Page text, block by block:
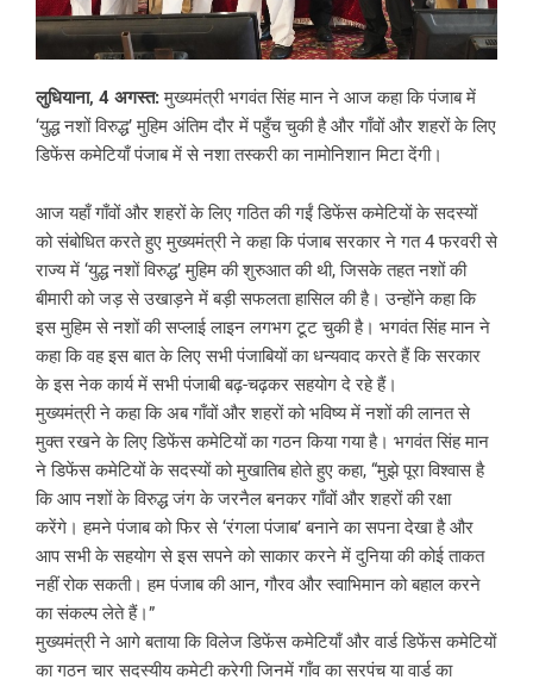
लुधियाना, 4 अगस्त:मुख्यमंत्री भगवंत सिंह मान ने आज कहा कि पंजाब में
‘युद्ध नशों विरुद्ध’ मुहिम अंतिम दौर में पहुँच चुकी है और गाँवों और शहरों के लिए
डिफेंस कमेटियाँ पंजाब में से नशा तस्करी का नामोनिशान मिटा देंगी।
आज यहाँ गाँवों और शहरों के लिए गठित की गईं डिफेंस कमेटियों के सदस्यों
को संबोधित करते हुए मुख्यमंत्री ने कहा कि पंजाब सरकार ने गत 4 फरवरी से
राज्य में ‘युद्ध नशों विरुद्ध’ मुहिम की शुरुआत की थी, जिसके तहत नशों की
बीमारी को जड़ से उखाड़ने में बड़ी सफलता हासिल की है। उन्होंने कहा कि
इस मुहिम से नशों की सप्लाई लाइन लगभग टूट चुकी है। भगवंत सिंह मान ने
कहा कि वह इस बात के लिए सभी पंजाबियों का धन्यवाद करते हैं कि सरकार
के इस नेक कार्य में सभी पंजाबी बढ़-चढ़कर सहयोग दे रहे हैं।
मुख्यमंत्री ने कहा कि अब गाँवों और शहरों को भविष्य में नशों की लानत से
मुक्त रखने के लिए डिफेंस कमेटियों का गठन किया गया है। भगवंत सिंह मान
ने डिफेंस कमेटियों के सदस्यों को मुखातिब होते हुए कहा, “मुझे पूरा विश्वास है
कि आप नशों के विरुद्ध जंग के जरनैल बनकर गाँवों और शहरों की रक्षा
करेंगे। हमने पंजाब को फिर से ‘रंगला पंजाब’ बनाने का सपना देखा है और
आप सभी के सहयोग से इस सपने को साकार करने में दुनिया की कोई ताकत
नहीं रोक सकती। हम पंजाब की आन, गौरव और स्वाभिमान को बहाल करने
का संकल्प लेते हैं।”
मुख्यमंत्री ने आगे बताया कि विलेज डिफेंस कमेटियाँ और वार्ड डिफेंस कमेटियों
का गठन चार सदस्यीय कमेटी करेगी जिनमें गाँव का सरपंच या वार्ड का